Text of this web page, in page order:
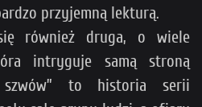
przyjemną lekturą.
również druga, o wiele
intryguje samą stroną
szwów” to historia serii